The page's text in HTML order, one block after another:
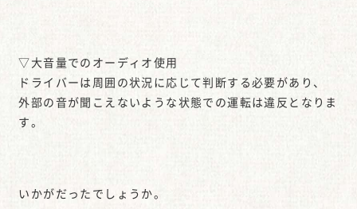
▽大音量でのオーディオ使用
ドライバーは周囲の状況に応じて判断する必要があり、
外部の音が聞こえないような状態での運転は違反となりま
す。
いかがだったでしょうか。